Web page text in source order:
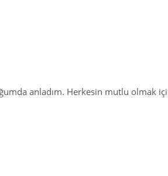
anladım. Herkesin mutlu